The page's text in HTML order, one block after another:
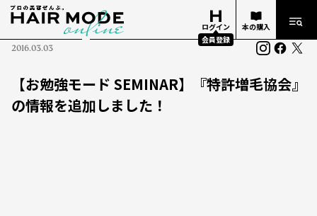
ログイン
会員登録
本の購入
2016.03.03
【お勉強モード SEMINAR】『特許増毛協会』
の情報を追加しました！